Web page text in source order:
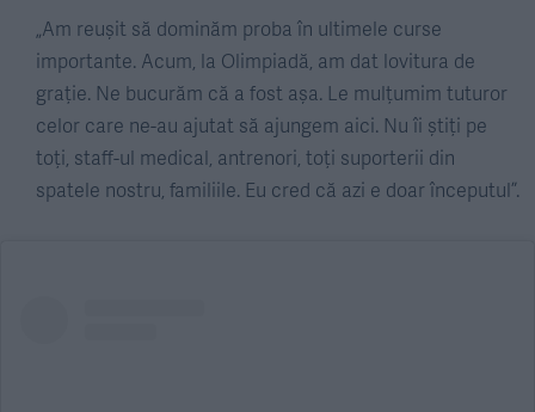
„Am reușit să dominăm proba în ultimele curse
importante. Acum, la Olimpiadă, am dat lovitura de
grație. Ne bucurăm că a fost așa. Le mulțumim tuturor
celor care ne-au ajutat să ajungem aici. Nu îi știți pe
toți, staff-ul medical, antrenori, toți suporterii din
spatele nostru, familiile. Eu cred că azi e doar începutul”.